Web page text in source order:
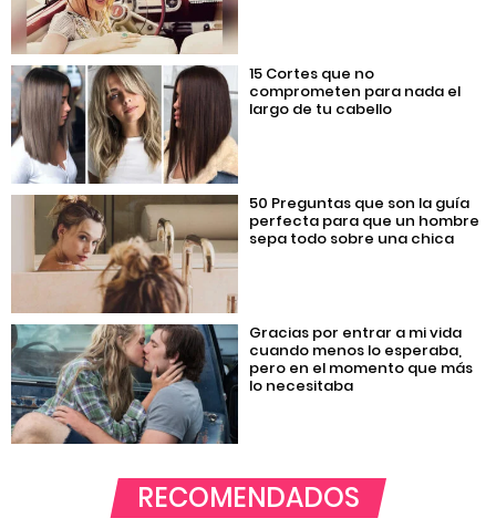
15 Cortes que no
comprometen para nada el
largo de tu cabello
50 Preguntas que son la guía
perfecta para que un hombre
sepa todo sobre una chica
Gracias por entrar a mi vida
cuando menos lo esperaba,
pero en el momento que más
lo necesitaba
RECOMENDADOS